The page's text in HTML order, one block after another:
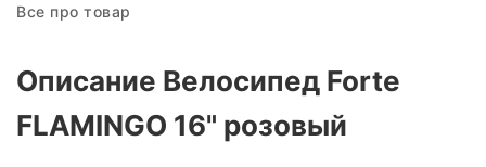
Все про товар
Описание Велосипед Forte
FLAMINGO 16" розовый